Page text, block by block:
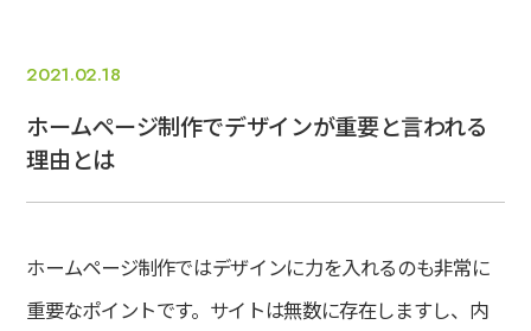
お客様の声
企業情報
プライバシーポリシー
2021.02.18
ホームページ制作でデザインが重要と言われる
理由とは
ホームページ制作ではデザインに力を入れるのも非常に
重要なポイントです。サイトは無数に存在しますし、内